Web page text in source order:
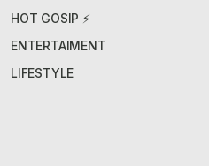
HOT GOSIP ⚡
ENTERTAIMENT
LIFESTYLE